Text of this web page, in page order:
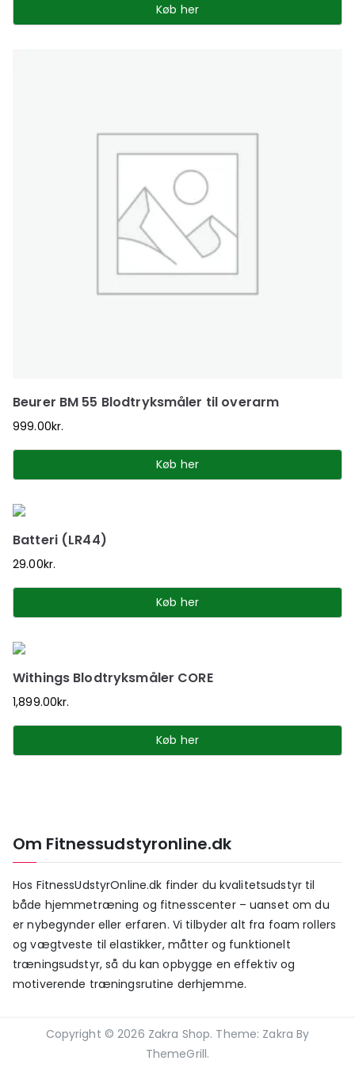
Køb her
Beurer BM 55 Blodtryksmåler til overarm
999.00kr.
Køb her
Batteri (LR44)
29.00kr.
Køb her
Withings Blodtryksmåler CORE
1,899.00kr.
Køb her
Om Fitnessudstyronline.dk
Hos FitnessUdstyrOnline.dk finder du kvalitetsudstyr til
både hjemmetræning og fitnesscenter – uanset om du
er nybegynder eller erfaren. Vi tilbyder alt fra foam rollers
og vægtveste til elastikker, måtter og funktionelt
træningsudstyr, så du kan opbygge en effektiv og
motiverende træningsrutine derhjemme.
Copyright © 2026 Zakra Shop. Theme: Zakra By
ThemeGrill.